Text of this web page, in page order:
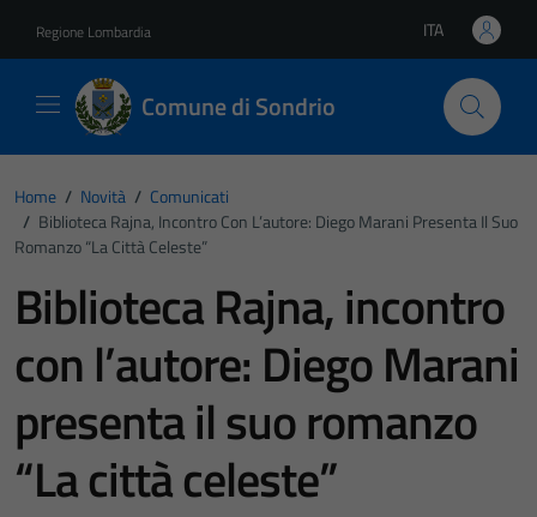
Regione Lombardia Lingua attiva:
ITA
Comune di Sondrio
Home / Novità / Comunicati
/ Biblioteca Rajna, Incontro Con L’autore: Diego Marani Presenta Il Suo
Romanzo “La Città Celeste”
Biblioteca Rajna, incontro
con l’autore: Diego Marani
presenta il suo romanzo
“La città celeste”